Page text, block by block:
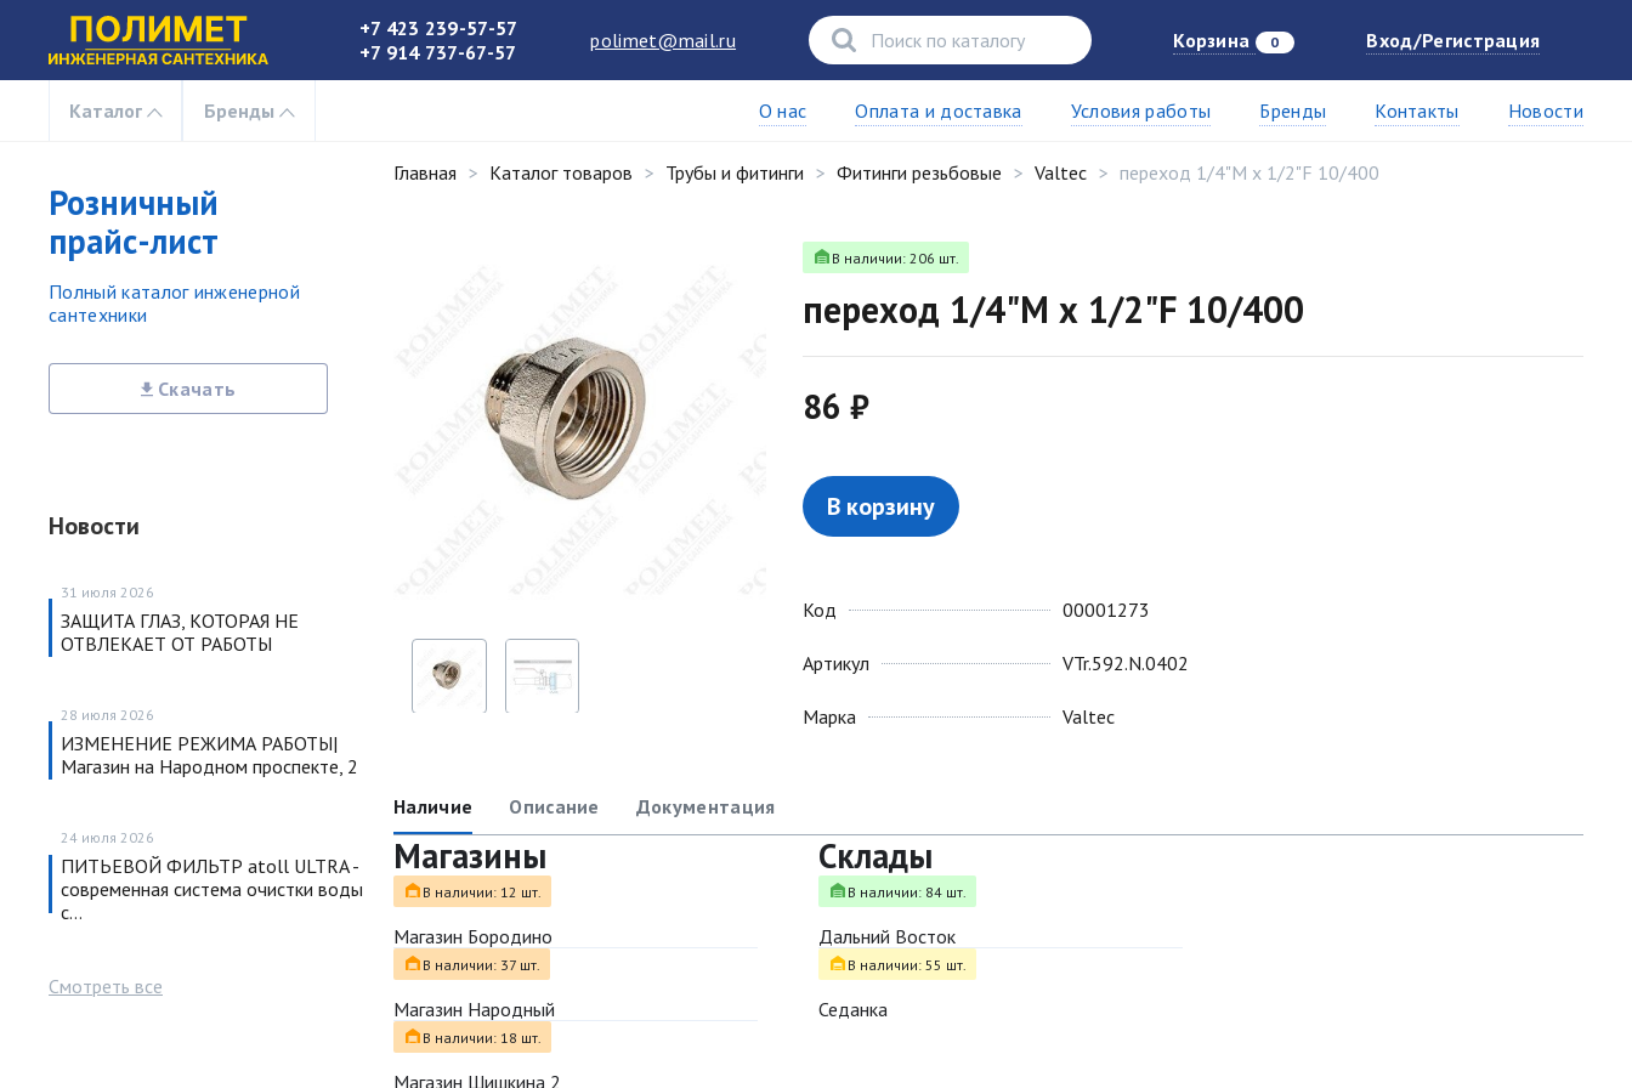
+7 423 239-57-57
+7 914 737-67-57
polimet@mail.ru Корзина 0 Вход/Регистрация
Каталог Бренды О нас Оплата и доставка Условия работы Бренды Контакты Новости
Розничный
прайс-лист
Полный каталог инженерной
сантехники
Скачать
Новости
31 июля 2026
ЗАЩИТА ГЛАЗ, КОТОРАЯ НЕ
ОТВЛЕКАЕТ ОТ РАБОТЫ
28 июля 2026
ИЗМЕНЕНИЕ РЕЖИМА РАБОТЫ|
Магазин на Народном проспекте, 2
24 июля 2026
ПИТЬЕВОЙ ФИЛЬТР atoll ULTRA -
современная система очистки воды
с…
Смотреть все
Главная Каталог товаров Трубы и фитинги Фитинги резьбовые Valtec переход 1/4"M х 1/2"F 10/400
В наличии: 206 шт.
переход 1/4"M х 1/2"F 10/400
86 ₽
В корзину
Код
Артикул
Марка
00001273
VTr.592.N.0402
Valtec
Наличие Описание Документация
Магазины
В наличии: 12 шт.
Магазин Бородино
В наличии: 37 шт.
Магазин Народный
В наличии: 18 шт.
Магазин Шишкина 2
Склады
В наличии: 84 шт.
Дальний Восток
В наличии: 55 шт.
Седанка